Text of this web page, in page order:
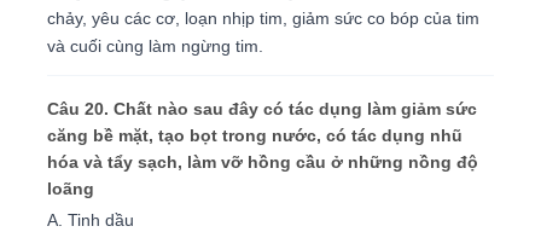
chảy, yêu các cơ, loạn nhịp tim, giảm sức co bóp của tim
và cuối cùng làm ngừng tim.
Câu 20. Chất nào sau đây có tác dụng làm giảm sức
căng bề mặt, tạo bọt trong nước, có tác dụng nhũ
hóa và tẩy sạch, làm vỡ hồng cầu ở những nồng độ
loãng
A. Tinh dầu